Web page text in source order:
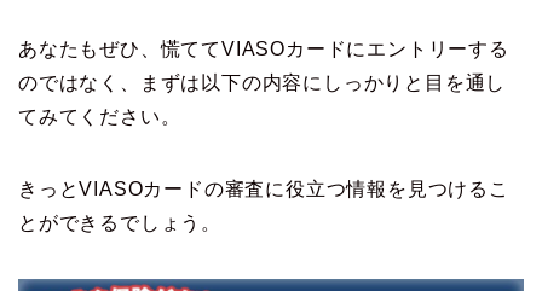
あなたもぜひ、慌ててVIASOカードにエントリーする
のではなく、まずは以下の内容にしっかりと目を通し
てみてください。
きっとVIASOカードの審査に役立つ情報を見つけるこ
とができるでしょう。